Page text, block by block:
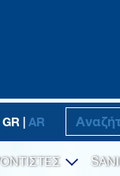
GR | AR